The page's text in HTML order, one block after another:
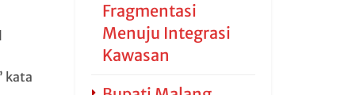
kata
Fragmentasi
Menuju Integrasi
Kawasan